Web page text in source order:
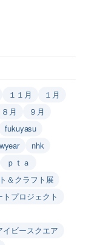
１１月
１月
８月
９月
fukuyasu
nhk
ｐｔａ
＆クラフト展
トプロジェクト
イビースクエア